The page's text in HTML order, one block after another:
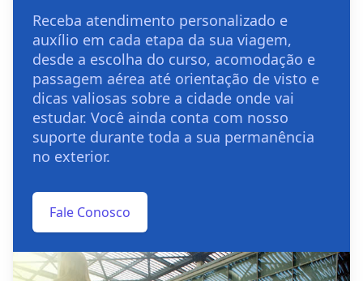
Receba atendimento personalizado e
auxílio em cada etapa da sua viagem,
desde a escolha do curso, acomodação e
passagem aérea até orientação de visto e
dicas valiosas sobre a cidade onde vai
estudar. Você ainda conta com nosso
suporte durante toda a sua permanência
no exterior.
Fale Conosco